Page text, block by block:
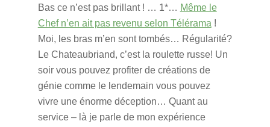
Bas ce n’est pas brillant ! … 1*… Même le
Chef n’en ait pas revenu selon Télérama !
Moi, les bras m’en sont tombés… Régularité?
Le Chateaubriand, c’est la roulette russe! Un
soir vous pouvez profiter de créations de
génie comme le lendemain vous pouvez
vivre une énorme déception… Quant au
service – là je parle de mon expérience